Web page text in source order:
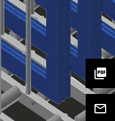
picture_as_pdf
mail_outline